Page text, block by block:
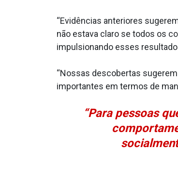
“Evidências anteriores
não estava claro se todos os
impulsionando esses
“Nossas descobertas
importantes em termos de
“Para pessoas